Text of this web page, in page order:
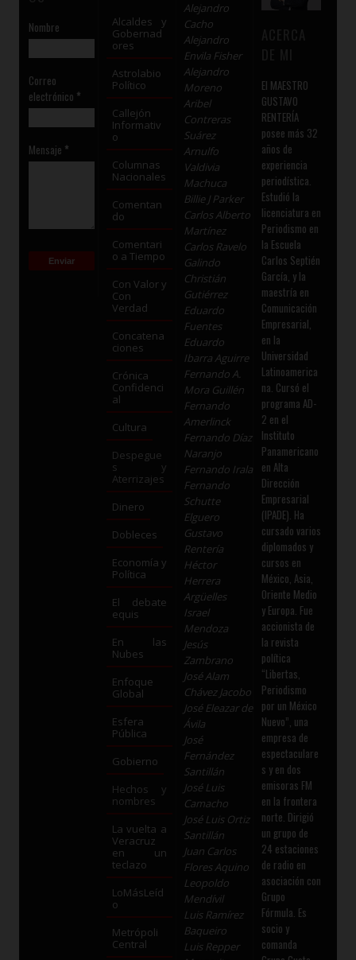
Nombre
Correo
electrónico *
Mensaje *
Alcaldes y
Gobernad
ores
Astrolabio
Político
Callejón
Informativ
o
Columnas
Nacionales
Comentan
do
Comentari
o a Tiempo
Con Valor y
Con
Verdad
Concatena
ciones
Crónica
Confidenci
al
Cultura
Despegue
s y
Aterrizajes
Dinero
Dobleces
Economía y
Política
El debate
equis
En las
Nubes
Enfoque
Global
Esfera
Pública
Gobierno
Hechos y
nombres
La vuelta a
Veracruz
en un
teclazo
LoMásLeíd
o
Metrópoli
Central
Alejandro
Cacho
Alejandro
Envila Fisher
Alejandro
Moreno
Aribel
Contreras
Suárez
Arnulfo
Valdivia
Machuca
Billie J Parker
Carlos Alberto
Martínez
Carlos Ravelo
Galindo
Christián
Gutiérrez
Eduardo
Fuentes
Eduardo
Ibarra Aguirre
Fernando A.
Mora Guillén
Fernando
Amerlinck
Fernando Díaz
Naranjo
Fernando Irala
Fernando
Schutte
Elguero
Gustavo
Rentería
Héctor
Herrera
Argüelles
Israel
Mendoza
Jesús
Zambrano
José Alam
Chávez Jacobo
José Eleazar de
Ávila
José
Fernández
Santillán
José Luis
Camacho
José Luis Ortiz
Santillán
Juan Carlos
Flores Aquino
Leopoldo
Mendívil
Luis Ramírez
Baqueiro
Luis Repper
El MAESTRO
GUSTAVO
RENTERÍA
posee más 32
años de
experiencia
periodística.
Estudió la
licenciatura en
Periodismo en
la Escuela
Carlos Septién
García, y la
maestría en
Comunicación
Empresarial,
en la
Universidad
Latinoamerica
na. Cursó el
programa AD-
2 en el
Instituto
Panamericano
en Alta
Dirección
Empresarial
(IPADE). Ha
cursado varios
diplomados y
cursos en
México, Asia,
Oriente Medio
y Europa. Fue
accionista de
la revista
política
“Libertas,
Periodismo
por un México
Nuevo”, una
empresa de
espectaculare
s y en dos
emisoras FM
en la frontera
norte. Dirigió
un grupo de
24 estaciones
de radio en
asociación con
Grupo
Fórmula. Es
socio y
comanda